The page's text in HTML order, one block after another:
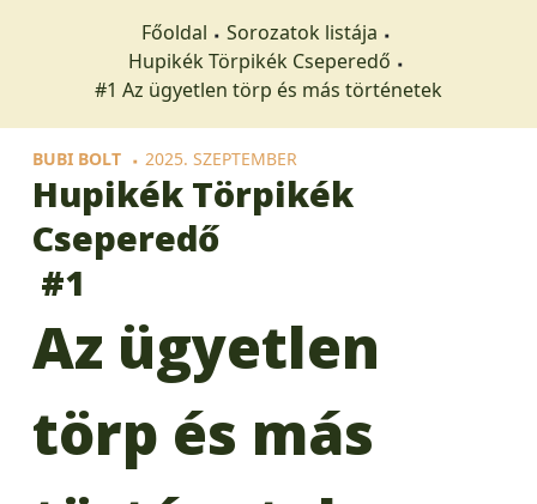
Főoldal
Sorozatok listája
Hupikék Törpikék Cseperedő
#1 Az ügyetlen törp és más történetek
BUBI BOLT 2025. SZEPTEMBER
Hupikék Törpikék
Cseperedő
#1
Az ügyetlen
törp és más